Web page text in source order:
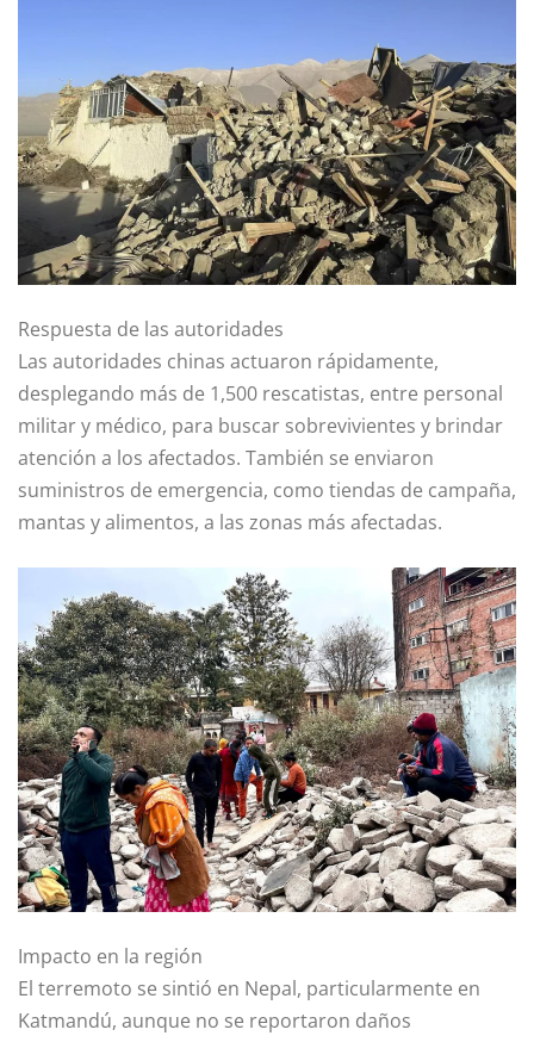
Respuesta de las autoridades
Las autoridades chinas actuaron rápidamente,
desplegando más de 1,500 rescatistas, entre personal
militar y médico, para buscar sobrevivientes y brindar
atención a los afectados. También se enviaron
suministros de emergencia, como tiendas de campaña,
mantas y alimentos, a las zonas más afectadas.
Impacto en la región
El terremoto se sintió en Nepal, particularmente en
Katmandú, aunque no se reportaron daños